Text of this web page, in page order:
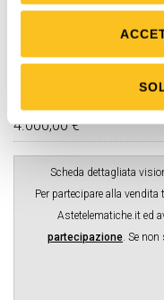
Rilancio minimo
Rilancio massimo
4.000,00 €
Scheda dettagliata
Per partecipare alla
Astetelematiche.it ed
partecipazione. Se non